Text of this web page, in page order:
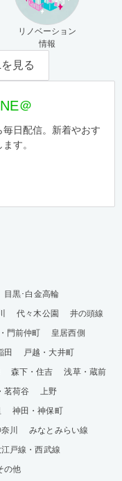
リノベーション
情報
見る
＠
日配信。新着やおす
す。
目黒･白金高輪
代々木公園
井の頭線
門前仲町
皇居西側
田
戸越・大井町
森下・住吉
浅草・蔵前
茗荷谷
上野
神田・神保町
川
みなとみらい線
戸線・西武線
の他